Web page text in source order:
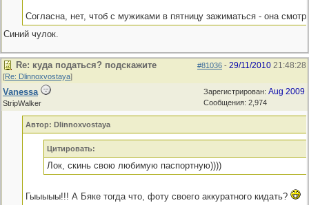
Согласна, нет, чтоб с мужиками в пятницу зажиматься - она
Синий чулок.
#81036 - 29/11/2010 21:48:28
Re: куда податься? подскажите
[Re: Dlinnoxvostaya]
Зарегистрирован: Aug 2009
Сообщения: 2,974
Vanessa
StripWalker
Автор: Dlinnoxvostaya
Цитировать:
Лок, скинь свою любимую паспортную))))
Гыыыыы!!! А Бяке тогда что, фоту своего аккуратного кидать?